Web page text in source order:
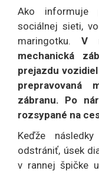
Ako informuje
sociálnej sieti,
maringotku.V
mechanická
prejazdu
prepravovaná
zábranu. Po
rozsypané na
Keďže
odstrániť, úsek
v rannej špičke